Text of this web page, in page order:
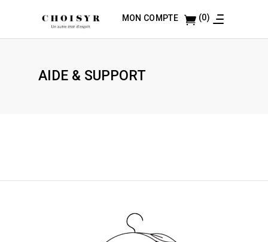
MON COMPTE (0)
AIDE & SUPPORT